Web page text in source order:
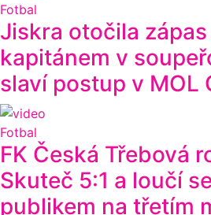
Fotbal
Jiskra otočila
kapitánem v
slaví postup v MOL
Fotbal
FK Česká Třebová
Skuteč 5:1 a loučí
publikem na třetím